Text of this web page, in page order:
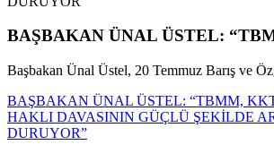
BAŞBAKAN ÜNAL ÜSTEL:
Başbakan Ünal Üstel, 20 Temmuz Barış ve
BAŞBAKAN ÜNAL ÜSTEL: “TBMM,
HAKLI DAVASININ GÜÇLÜ ŞEKİLDE
DURUYOR”